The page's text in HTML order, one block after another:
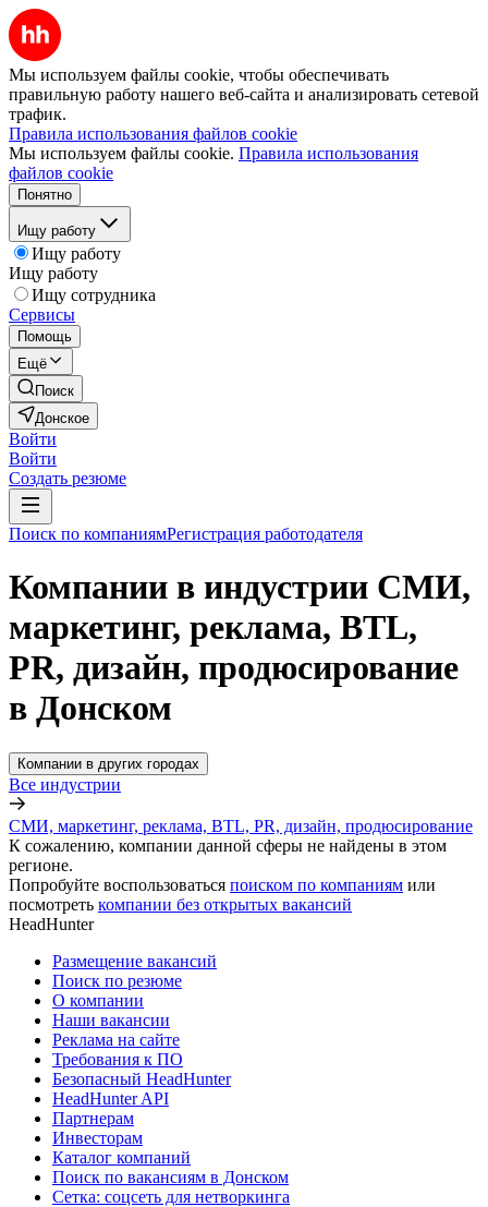
Мы используем файлы cookie, чтобы обеспечивать
правильную работу нашего веб-сайта и анализировать сетевой
трафик.
Правила использования файлов cookie
Мы используем файлы cookie. Правила использования
файлов cookie
Понятно
Ищу работу
Ищу работу
Ищу работу
Ищу сотрудника
Сервисы
Помощь
Ещё
Поиск
Донское
Войти
Войти
Создать резюме
Поиск по компаниямРегистрация работодателя
Компании в индустрии СМИ,
маркетинг, реклама, BTL,
PR, дизайн, продюсирование
в Донском
Компании в других городах
Все индустрии
СМИ, маркетинг, реклама, BTL, PR, дизайн, продюсирование
К сожалению, компании данной сферы не найдены в этом
регионе.
Попробуйте воспользоваться поиском по компаниям или
посмотреть компании без открытых вакансий
HeadHunter
Размещение вакансий
Поиск по резюме
О компании
Наши вакансии
Реклама на сайте
Требования к ПО
Безопасный HeadHunter
HeadHunter API
Партнерам
Инвесторам
Каталог компаний
Поиск по вакансиям в Донском
Сетка: соцсеть для нетворкинга